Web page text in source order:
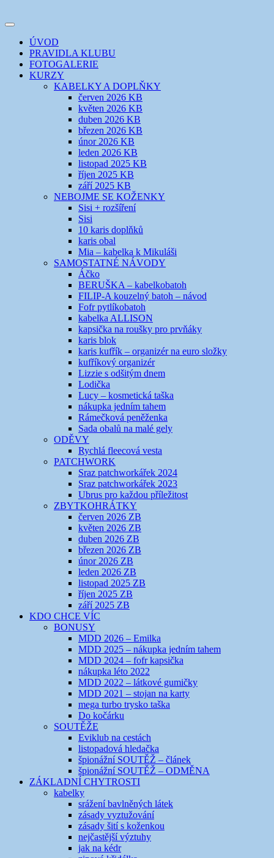
k
webuEVIKLUB
šicí klub
Toggle
navigation
ÚVOD
PRAVIDLA KLUBU
FOTOGALERIE
KURZY
KABELKY A DOPLŇKY
červen 2026 KB
květen 2026 KB
duben 2026 KB
březen 2026 KB
únor 2026 KB
leden 2026 KB
listopad 2025 KB
říjen 2025 KB
září 2025 KB
NEBOJME SE KOŽENKY
Sisi + rozšíření
Sisi
10 karis doplňků
karis obal
Mia – kabelka k Mikuláši
SAMOSTATNÉ NÁVODY
Áčko
BERUŠKA – kabelkobatoh
FILIP-A kouzelný batoh – návod
Fofr pytlíkobatoh
kabelka ALLISON
kapsička na roušky pro prvňáky
karis blok
karis kufřík – organizér na euro složky
kufříkový organizér
Lizzie s odšitým dnem
Lodička
Lucy – kosmetická taška
nákupka jedním tahem
Rámečková peněženka
Sada obalů na malé gely
ODĚVY
Rychlá fleecová vesta
PATCHWORK
Sraz patchworkářek 2024
Sraz patchworkářek 2023
Ubrus pro každou příležitost
ZBYTKOHRÁTKY
červen 2026 ZB
květen 2026 ZB
duben 2026 ZB
březen 2026 ZB
únor 2026 ZB
leden 2026 ZB
listopad 2025 ZB
říjen 2025 ZB
září 2025 ZB
KDO CHCE VÍC
BONUSY
MDD 2026 – Emilka
MDD 2025 – nákupka jedním tahem
MDD 2024 – fofr kapsička
nákupka léto 2022
MDD 2022 – látkové gumičky
MDD 2021 – stojan na karty
mega turbo trysko taška
Do kočárku
SOUTĚŽE
Eviklub na cestách
listopadová hledačka
špionážní SOUTĚŽ – článek
špionážní SOUTĚŽ – ODMĚNA
ZÁKLADNÍ CHYTROSTI
kabelky
srážení bavlněných látek
zásady vyztužování
zásady šití s koženkou
nejčastější výztuhy
jak na kédr